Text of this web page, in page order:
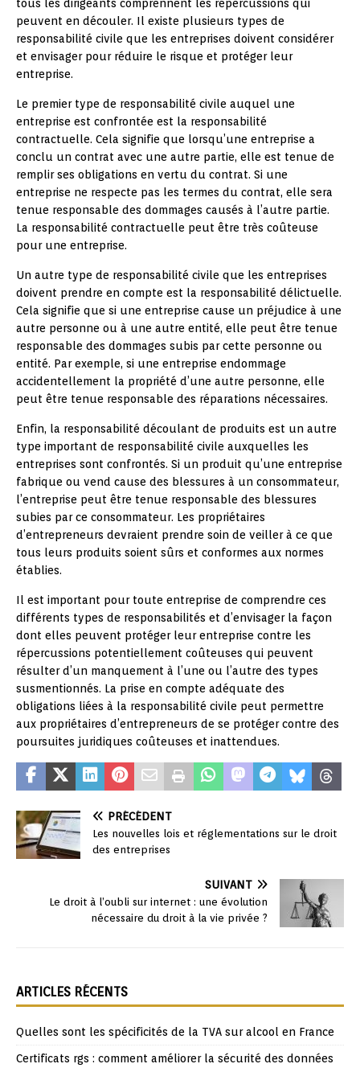
tous les dirigeants comprennent les répercussions qui
peuvent en découler. Il existe plusieurs types de
responsabilité civile que les entreprises doivent considérer
et envisager pour réduire le risque et protéger leur
entreprise.
Le premier type de responsabilité civile auquel une
entreprise est confrontée est la responsabilité
contractuelle. Cela signifie que lorsqu’une entreprise a
conclu un contrat avec une autre partie, elle est tenue de
remplir ses obligations en vertu du contrat. Si une
entreprise ne respecte pas les termes du contrat, elle sera
tenue responsable des dommages causés à l’autre partie.
La responsabilité contractuelle peut être très coûteuse
pour une entreprise.
Un autre type de responsabilité civile que les entreprises
doivent prendre en compte est la responsabilité délictuelle.
Cela signifie que si une entreprise cause un préjudice à une
autre personne ou à une autre entité, elle peut être tenue
responsable des dommages subis par cette personne ou
entité. Par exemple, si une entreprise endommage
accidentellement la propriété d’une autre personne, elle
peut être tenue responsable des réparations nécessaires.
Enfin, la responsabilité découlant de produits est un autre
type important de responsabilité civile auxquelles les
entreprises sont confrontés. Si un produit qu’une entreprise
fabrique ou vend cause des blessures à un consommateur,
l’entreprise peut être tenue responsable des blessures
subies par ce consommateur. Les propriétaires
d’entrepreneurs devraient prendre soin de veiller à ce que
tous leurs produits soient sûrs et conformes aux normes
établies.
Il est important pour toute entreprise de comprendre ces
différents types de responsabilités et d’envisager la façon
dont elles peuvent protéger leur entreprise contre les
répercussions potentiellement coûteuses qui peuvent
résulter d’un manquement à l’une ou l’autre des types
susmentionnés. La prise en compte adéquate des
obligations liées à la responsabilité civile peut permettre
aux propriétaires d’entrepreneurs de se protéger contre des
poursuites juridiques coûteuses et inattendues.
PRÉCÉDENT
Les nouvelles lois et réglementations sur le droit
des entreprises
SUIVANT
Le droit à l’oubli sur internet : une évolution
nécessaire du droit à la vie privée ?
ARTICLES RÉCENTS
Quelles sont les spécificités de la TVA sur alcool en France
Certificats rgs : comment améliorer la sécurité des données